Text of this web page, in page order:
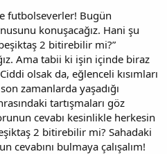
futbolseverler! Bugün
konuşacağız. Hani şu
2 bitirebilir mi?”
Ama tabii ki işin içinde biraz
olsak da, eğlenceli kısımları
zamanlarda yaşadığı
tartışmaları göz
cevabı kesinlikle herkesin
2 bitirebilir mi? Sahadaki
cevabını bulmaya çalışalım!